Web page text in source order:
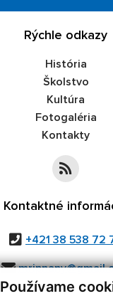
Používame
Rýchle odkazy
História
Školstvo
Kultúra
Fotogaléria
Kontakty
Kontaktné
+421 38 538 72